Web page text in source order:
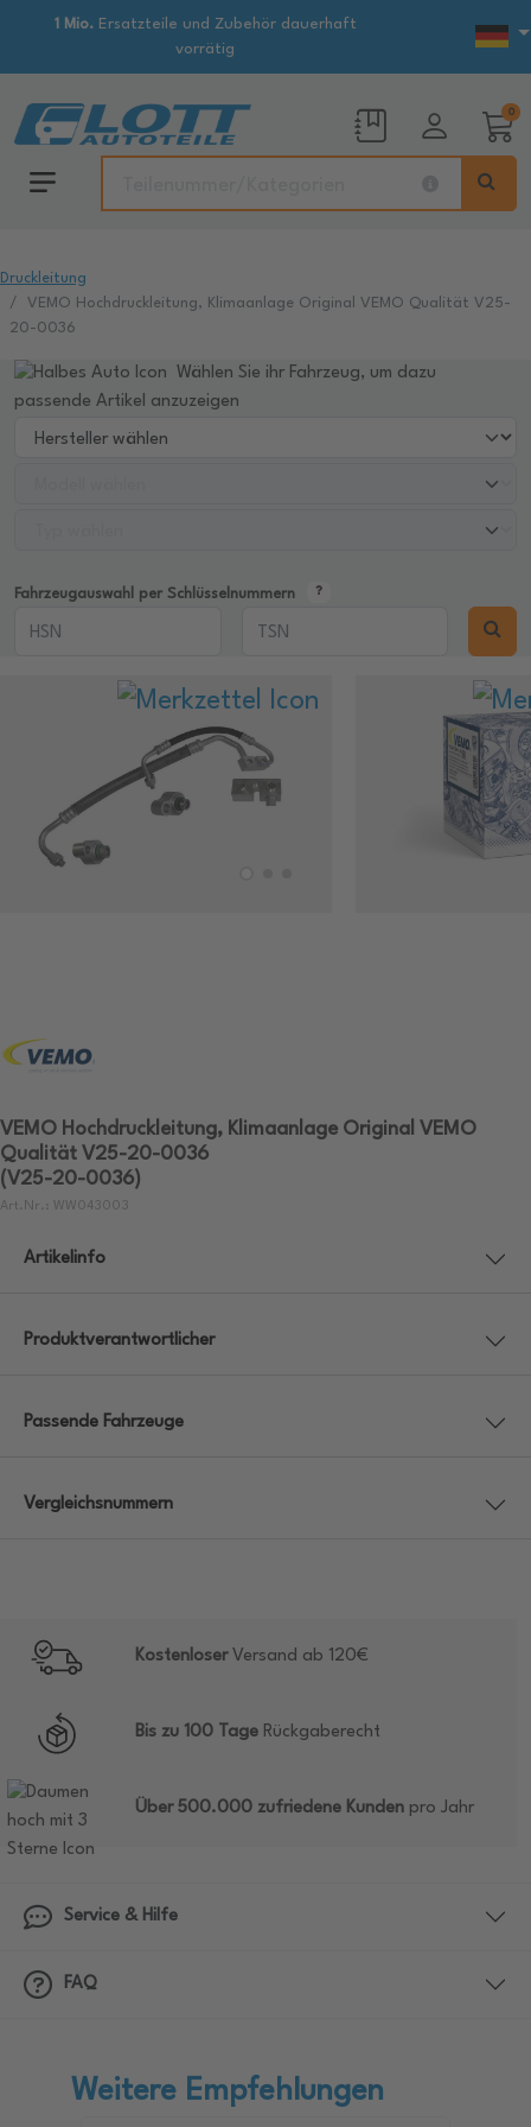
1 Mio.Ersatzteile und Zubehör dauerhaft
vorrätig
0
Druckleitung
VEMO Hochdruckleitung, Klimaanlage Original VEMO Qualität V25-
20-0036
Wählen Sie ihr Fahrzeug, um dazu
passende Artikel anzuzeigen
Fahrzeugauswahl per Schlüsselnummern
VEMO Hochdruckleitung, Klimaanlage Original VEMO
Qualität V25-20-0036
(V25-20-0036)
Art.Nr.: WW043003
Artikelinfo
Produktverantwortlicher
Passende Fahrzeuge
Vergleichsnummern
KostenloserVersand ab 120€
Bis zu 100 Tage Rückgaberecht
Über 500.000 zufriedene Kunden pro Jahr
Service & Hilfe
FAQ
Weitere Empfehlungen